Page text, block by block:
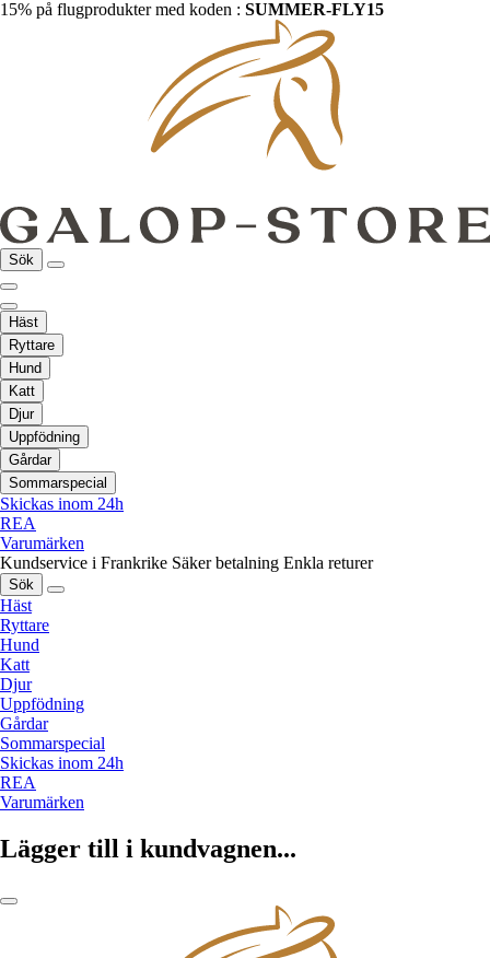
15% på flugprodukter med koden : SUMMER-FLY15
Sök
Häst
Ryttare
Hund
Katt
Djur
Uppfödning
Gårdar
Sommarspecial
Skickas inom 24h
REA
Varumärken
Kundservice i Frankrike Säker betalning Enkla returer
Sök
Häst
Ryttare
Hund
Katt
Djur
Uppfödning
Gårdar
Sommarspecial
Skickas inom 24h
REA
Varumärken
Lägger till i kundvagnen...